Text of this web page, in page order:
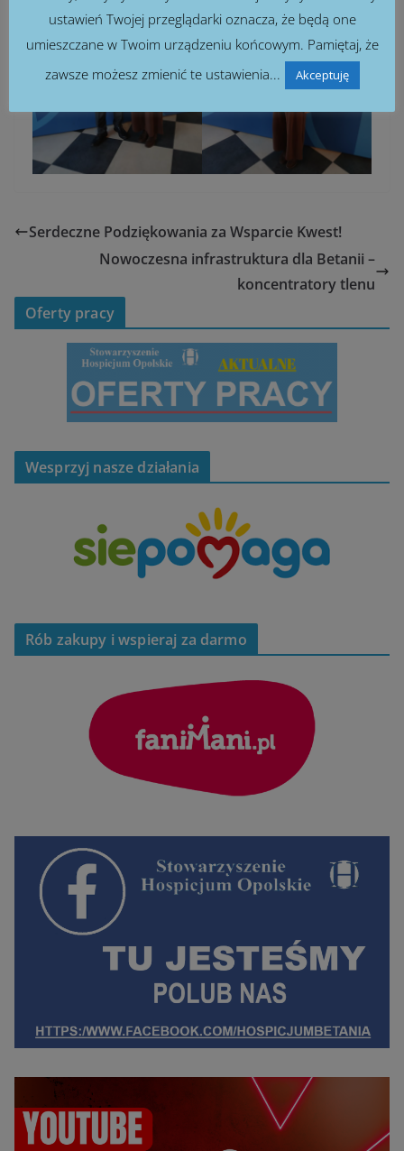
Serdeczne Podziękowania za Wsparcie Kwest!
Nowoczesna infrastruktura dla Betanii –
koncentratory tlenu
Oferty pracy
Wesprzyj nasze działania
Rób zakupy i wspieraj za darmo
ustawień Twojej przeglądarki oznacza, że będą one
umieszczane w Twoim urządzeniu końcowym. Pamiętaj, że
zawsze możesz zmienić te ustawienia...
Akceptuję